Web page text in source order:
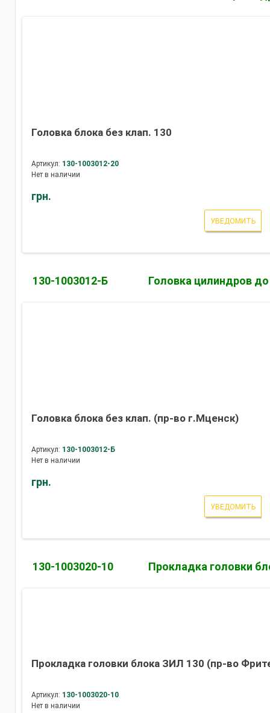
Головка блока без клап. 130
Артикул: 130-1003012-20
Нет в наличии
грн.
УВЕДОМИТЬ
130-1003012-Б Головка цилиндров до
Головка блока без клап. (пр-во г.Мценск)
Артикул: 130-1003012-Б
Нет в наличии
грн.
УВЕДОМИТЬ
130-1003020-10 Прокладка головки
Прокладка головки блока ЗИЛ 130 (пр-во
Артикул: 130-1003020-10
Нет в наличии